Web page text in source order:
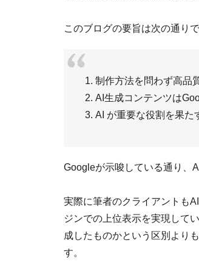
このブログの要旨は次の通りで
1. 制作方法を問わず高品
2. AI生成コンテンツは
3. AI が重要な役割を果た
Googleが示唆している通り、
実際に筆者のクライアントも
ジンでの上位表示を実現して
成したものかという区別より
す。